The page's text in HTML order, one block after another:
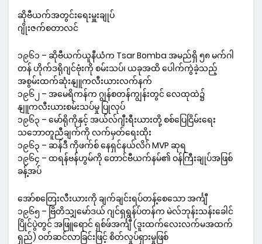
ဆိုဗီယက်အတွင်းရေးမှူးချုပ်
ဂျိုးဇက်စတာလင်
၁၉၆၁ – ဆိုဗီယက်ယူနီယံက Tsar Bomba အမည်ရှိ ၅၈ မက်ဂါ
တန် ဟိုက်ဒရိုဂျင်ဗုံးကို စမ်းသပ်၊ ယခုအထိ ပေါက်ကွဲခဲ့သည့်
အစွမ်းထက်ဆုံးနျူကလီးယားလက်နက်
၁၉၆၂ – အမေရိကန်က ဂျွန်စတန်ကျွန်းတွင် လေထုထဲ၌
နျူကလီးယားစမ်းသပ်မှု ပြုလုပ်
၁၉၆၃ – မော်ရိုကိုနှင့် အယ်လ်ဂျီးရီးယားတို့ စစ်ပြေငြိမ်းရေး
သဘောတူညီချက်ကို လက်မှတ်ရေးထိုး
၁၉၆၃ – ဆန်ဒီ ကိုဖက်စ် နေရှင်နယ်လိဂ် MVP ဆုရ
၁၉၆၄ – ထရန်ဗန်ဟွမ်ကို တောင်ဗီယက်နမ်၏ ဝန်ကြီးချုပ်အဖြစ်
ခန့်အပ်
အော်စတြေးလီးယားကို ချက်ချင်းရပ်တန့်စေသော အင်္ကျီ
၁၉၆၅ – ဗြိတိသျှမော်ဒယ် ဂျင်ရှရွန်ပ်တန်က မဲလ်ဘုန်းသန်းခေါင်
ပြိုင်ပွဲတွင် အဖြူရောင် ရှစ်ဖ်အင်္ကျီ (ဒူးထက်လေးလက်မအထက်
ရှည်) ဝတ်ဆင်လာခြင်းဖြင့် စိတ်လှုပ်ရှားမှုဖြစ်